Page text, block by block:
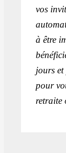
vos
à être
jours et
pour
retraite